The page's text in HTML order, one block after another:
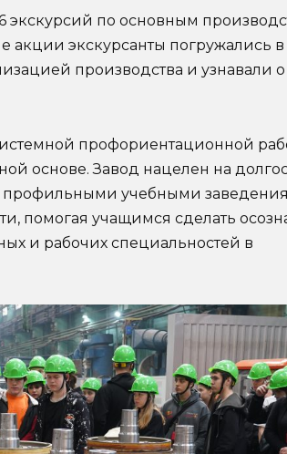
экскурсий по основным
акции экскурсанты погружались
производства и узнавали о
профориентационной
основе. Завод нацелен на
профильными учебными
помогая учащимся сделать
и рабочих специальностей в